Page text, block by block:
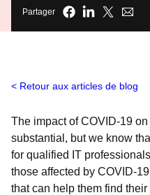
Partager
Retour aux articles de blog
The impact of COVID-19
substantial, but we know
for qualified IT
those affected by COVID-
that can help them find